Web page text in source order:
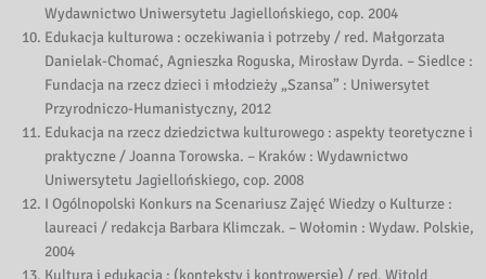
Wydawnictwo Uniwersytetu Jagiellońskiego, cop. 2004
Edukacja kulturowa : oczekiwania i potrzeby / red. Małgorzata
Danielak-Chomać, Agnieszka Roguska, Mirosław Dyrda. – Siedlce :
Fundacja na rzecz dzieci i młodzieży „Szansa” : Uniwersytet
Przyrodniczo-Humanistyczny, 2012
Edukacja na rzecz dziedzictwa kulturowego : aspekty teoretyczne i
praktyczne / Joanna Torowska. – Kraków : Wydawnictwo
Uniwersytetu Jagiellońskiego, cop. 2008
I Ogólnopolski Konkurs na Scenariusz Zajęć Wiedzy o Kulturze :
laureaci / redakcja Barbara Klimczak. – Wołomin : Wydaw. Polskie,
2004
Kultura i edukacja : (konteksty i kontrowersje) / red. Witold